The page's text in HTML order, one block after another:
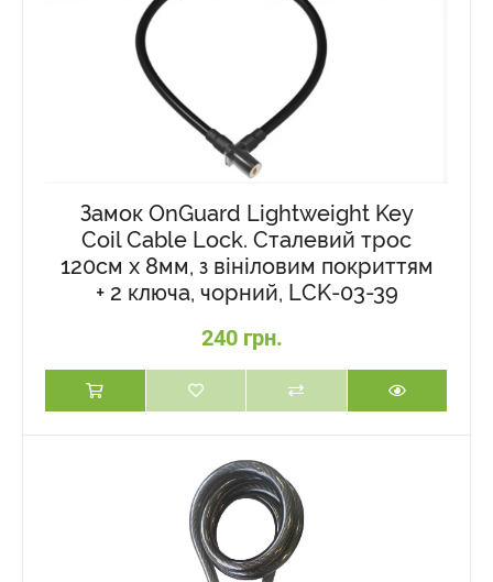
Замок OnGuard Lightweight Key
Coil Cable Lock. Сталевий трос
120см х 8мм, з вініловим покриттям
+ 2 ключа, чорний, LCK-03-39
240 грн.